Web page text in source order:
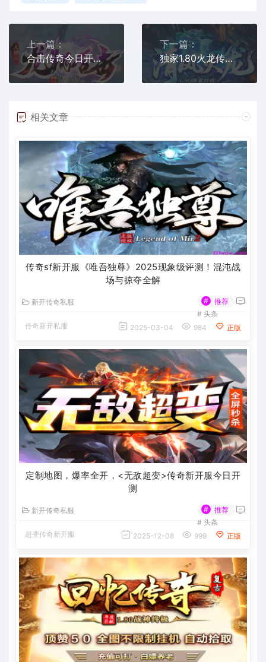
上一篇：
合击传奇今日开服！《龙翔合击》纯绿色公益服上线，零氪英雄合击新体验
下一篇：
独家1.80火龙传奇《清风火龙》重燃热血，纯粹对决邀你共赴
相关文章
传奇sf新开服《唯吾独尊》2025现象级评测！混沌战
场与掠夺全解
新开传奇私服 #
推荐
# 头条
传奇新开私服
2025-03-04 984 正版
定制地图，爆率全开，<无敌超变>传奇新开服今日开
测
新开传奇私服 #
推荐
# 头条
超变传奇新开服
2025-12-08 999 正版